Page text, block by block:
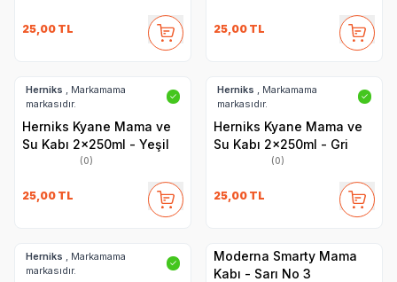
25,00 TL 25,00 TL
Herniks
, Markamama
markasıdır.
✓
Herniks Kyane Mama ve
Su Kabı 2x250ml - Yeşil
(0)
25,00 TL
Herniks
, Markamama
markasıdır.
✓
Herniks Kyane Mama ve
Su Kabı 2x250ml - Gri
(0)
25,00 TL
Herniks
, Markamama
markasıdır.
✓
Moderna Smarty Mama
Kabı - Sarı No 3